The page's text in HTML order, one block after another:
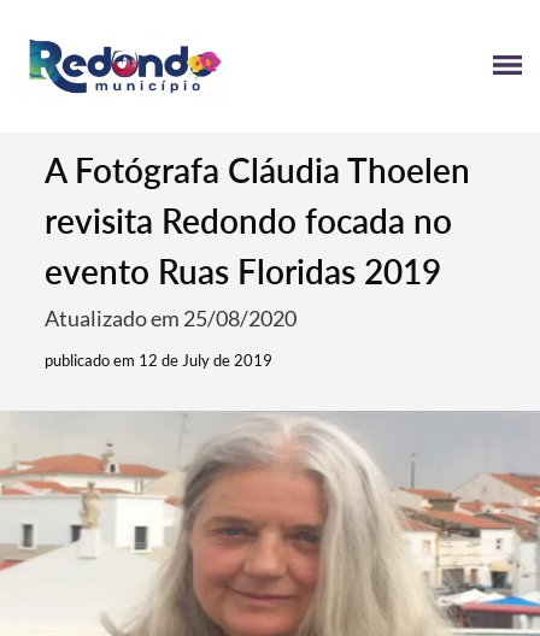
A Fotógrafa Cláudia Thoelen
revisita Redondo focada no
evento Ruas Floridas 2019
Atualizado em 25/08/2020
publicado em 12 de July de 2019